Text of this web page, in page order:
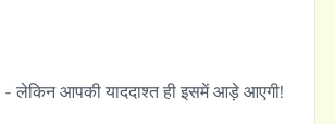
आपकी याददाश्त ही इसमें आड़े आएगी!